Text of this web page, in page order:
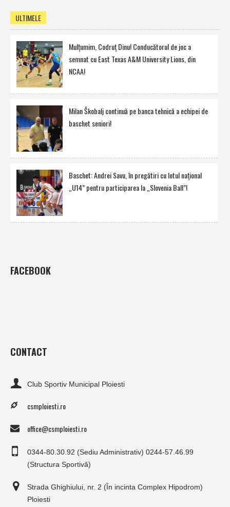
ULTIMELE
Mulţumim, Codruţ Dinu! Conducătorul de joc a
semnat cu East Texas A&M University Lions, din
NCAA!
Milan Škobalj continuă pe banca tehnică a echipei de
baschet seniori!
Baschet: Andrei Savu, în pregătiri cu lotul naţional
„U14” pentru participarea la „Slovenia Ball”!
FACEBOOK
CONTACT
Club Sportiv Municipal Ploiesti
csmploiesti.ro
office@csmploiesti.ro
0344-80.30.92 (Sediu Administrativ) 0244-57.46.99
(Structura Sportivă)
Strada Ghighiului, nr. 2 (În incinta Complex Hipodrom)
Ploiesti